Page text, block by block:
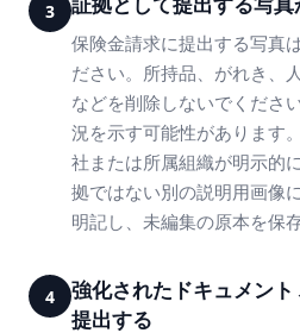
3
保険金請求に提出する写真
ださい。所持品、がれき、
などを削除しないでくださ
況を示す可能性があります
社または所属組織が明示的
拠ではない別の説明用画像
明記し、未編集の原本を保
4
強化されたドキュメン
提出する